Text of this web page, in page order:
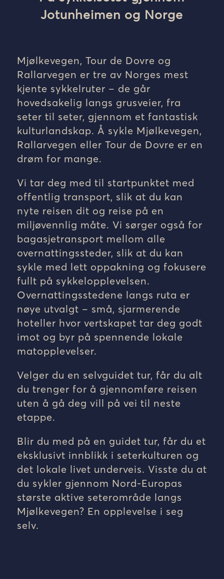
Jotunheimen og Norge
Mjølkevegen, Tour de Dovre og
Rallarvegen er tre av Norges mest
kjente sykkelruter – de går
hovedsakelig langs grusveier, fra
seter til seter, gjennom et fantastisk
kulturlandskap. Å sykle Mjølkevegen,
Rallarvegen eller Tour de Dovre er en
drøm for mange.
Vi tar deg med til startpunktet med
offentlig transport, slik at du kan
nyte reisen dit og reise på en
miljøvennlig måte. Vi sørger også for
bagasjetransport mellom alle
overnattingssteder, slik at du kan
sykle med lett oppakning og fokusere
fullt på sykkelopplevelsen.
Overnattingsstedene langs ruta er
nøye utvalgt – små, sjarmerende
hoteller hvor vertskapet tar deg godt
imot og byr på spennende lokale
matopplevelser.
Velger du en selvguidet tur, får du alt
du trenger for å gjennomføre reisen
uten å gå deg vill på vei til neste
etappe.
Blir du med på en guidet tur, får du et
eksklusivt innblikk i seterkulturen og
det lokale livet underveis. Visste du at
du sykler gjennom Nord-Europas
største aktive seterområde langs
Mjølkevegen? En opplevelse i seg
selv.